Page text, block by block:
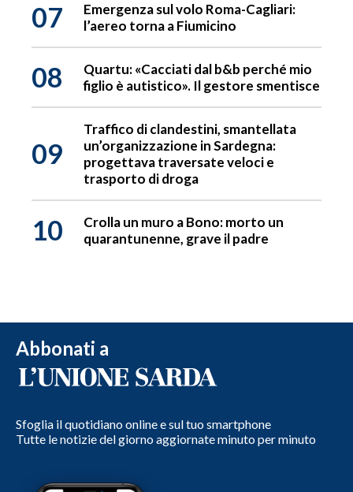
07
Emergenza sul volo Roma-Cagliari:
l’aereo torna a Fiumicino
08
Quartu: «Cacciati dal b&b perché mio
figlio è autistico». Il gestore smentisce
09
Traffico di clandestini, smantellata
un’organizzazione in Sardegna:
progettava traversate veloci e
trasporto di droga
10
Crolla un muro a Bono: morto un
quarantunenne, grave il padre
Abbonati a
Sfoglia il quotidiano online e sul tuo smartphone
Tutte le notizie del giorno aggiornate minuto per minuto